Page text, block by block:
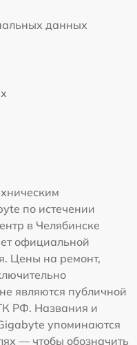
данных
по истечении
в Челябинске
официальной
Цены на ремонт,
являются публичной
РФ. Названия и
упоминаются
— чтобы обозначить